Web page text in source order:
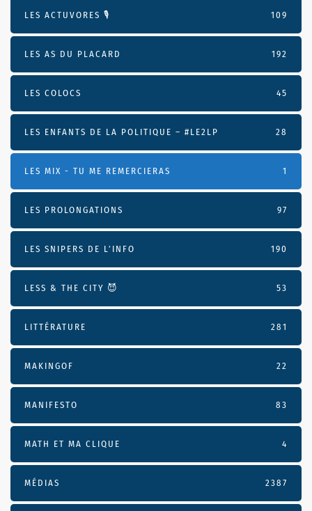
LES ACTUVORES 🎙 109
LES AS DU PLACARD 192
LES COLOCS 45
LES ENFANTS DE LA POLITIQUE – #LE2LP 28
LES MIX - TU ME REMERCIERAS 1
LES PROLONGATIONS 97
LES SNIPERS DE L’INFO 190
LESS & THE CITY 😈 53
LITTÉRATURE 281
MAKINGOF 22
MANIFESTO 83
MATH ET MA CLIQUE 4
MÉDIAS 2387